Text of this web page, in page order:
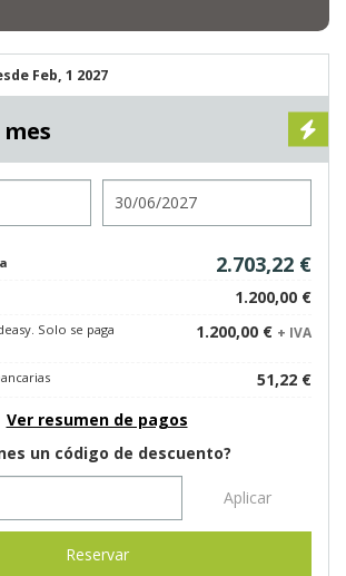
Feb, 1 2027
2.703,22 €
1.200,00 €
Solo se paga
1.200,00 € + IVA
51,22 €
Ver resumen de pagos
un código de descuento?
Aplicar
Reservar